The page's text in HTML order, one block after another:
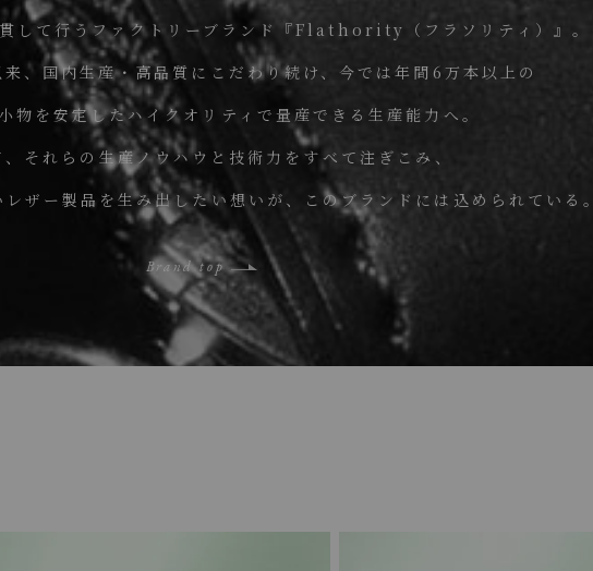
して行うファクトリーブランド『Flathority（フラソリティ）』。
、国内生産・高品質にこだわり続け、今では年間6万本以上の
物を安定したハイクオリティで量産できる生産能力へ。
、それらの生産ノウハウと技術力をすべて注ぎこみ、
ザー製品を生み出したい想いが、このブランドには込められている。
Brand top